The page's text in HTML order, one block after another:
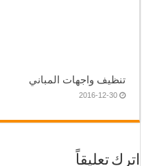
تنظيف واجهات المباني
2016-12-30
اترك تعليقاً